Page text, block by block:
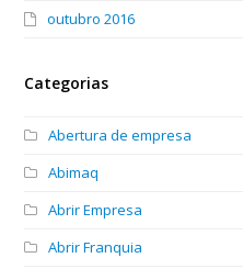
outubro 2016
Categorias
Abertura de empresa
Abimaq
Abrir Empresa
Abrir Franquia